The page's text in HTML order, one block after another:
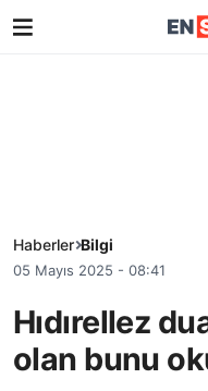
Haberler Bilgi
05 Mayıs 2025 - 08:41
Hıdırellez
olan bunu